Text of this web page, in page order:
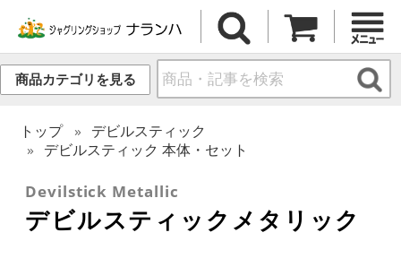
商品カテゴリを見る
トップ
デビルスティック
デビルスティック 本体・セット
Devilstick Metallic
デビルスティックメタリック